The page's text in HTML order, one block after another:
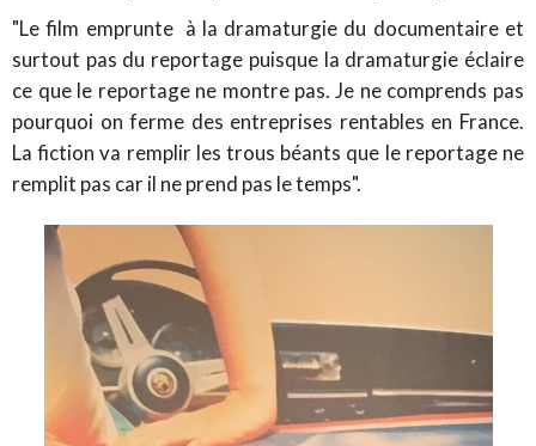
"Le film emprunte à la dramaturgie du documentaire et
surtout pas du reportage puisque la dramaturgie éclaire
ce que le reportage ne montre pas. Je ne comprends pas
pourquoi on ferme des entreprises rentables en France.
La fiction va remplir les trous béants que le reportage ne
remplit pas car il ne prend pas le temps".